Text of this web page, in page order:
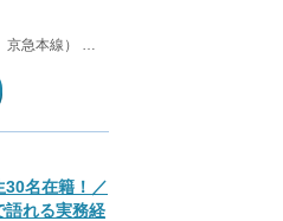
泉岳寺駅から徒歩2分（都営浅草線、京急本線） 高輪ゲートウェイ駅から徒歩9分（山手線、京浜東北線） 三田駅から徒歩13分（都営浅草線、都営三田線） 白金高輪駅から徒歩13分（都営三田線、南北線）
30名在籍！／
語れる実務経